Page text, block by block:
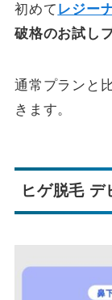
初めて レジー
破格のお試し
通常プランと
きます。
ヒゲ脱毛 デ